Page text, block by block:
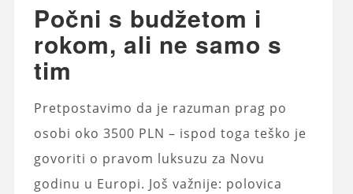
Počni s budžetom i
rokom, ali ne samo s
tim
Pretpostavimo da je razuman prag po
osobi oko 3500 PLN – ispod toga teško je
govoriti o pravom luksuzu za Novu
godinu u Europi. Još važnije: polovica